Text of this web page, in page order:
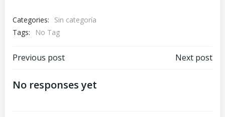
Categories:
Sin categoría
Tags:
No Tag
Post
navigation
Previous post Next post
No responses yet